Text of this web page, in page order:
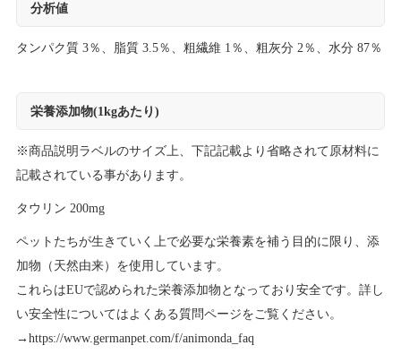
分析値
タンパク質 3％、脂質 3.5％、粗繊維 1％、粗灰分 2％、水分 87％
栄養添加物(1kgあたり)
※商品説明ラベルのサイズ上、下記記載より省略されて原材料に
記載されている事があります。
タウリン 200mg
ペットたちが生きていく上で必要な栄養素を補う目的に限り、添
加物（天然由来）を使用しています。
これらはEUで認められた栄養添加物となっており安全です。詳し
い安全性についてはよくある質問ページをご覧ください。
→ https://www.germanpet.com/f/animonda_faq